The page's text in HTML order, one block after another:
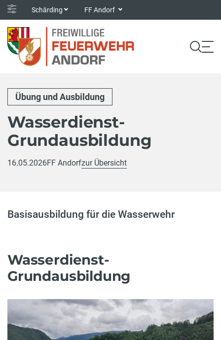
Schärding FF Andorf
Übung und Ausbildung
Wasserdienst-
Grundausbildung
16.05.2026FF Andorfzur Übersicht
Basisausbildung für die Wasserwehr
Wasserdienst-
Grundausbildung